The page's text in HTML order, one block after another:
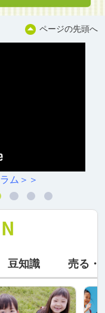
ページの先頭へ
ム＞＞
豆知識 売る・